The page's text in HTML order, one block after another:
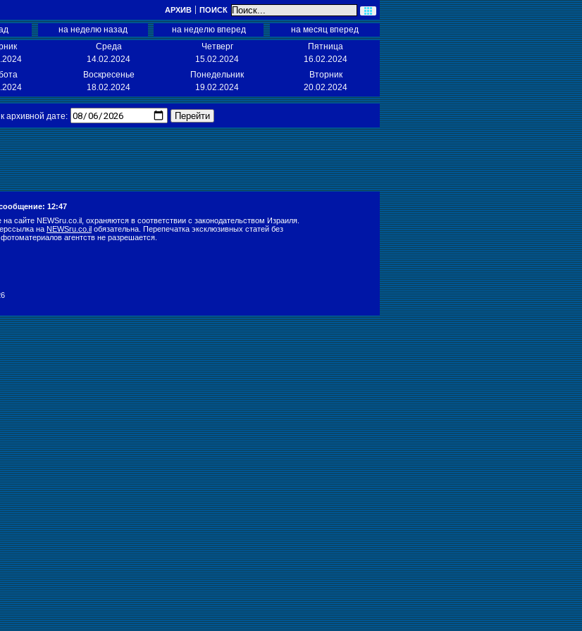
АРХИВ ПОИСК
на неделю назад на неделю вперед на месяц вперед
Вторник
20.02.2024
Понедельник
19.02.2024
Воскресенье
18.02.2024
Пятница
16.02.2024
Четверг
15.02.2024
Среда
14.02.2024
архивной дате: Перейти
12:47
сайте NEWSru.co.il, охраняются в соответствии с законодательством Израиля.
на NEWSru.co.il обязательна. Перепечатка эксклюзивных статей без
агентств не разрешается.